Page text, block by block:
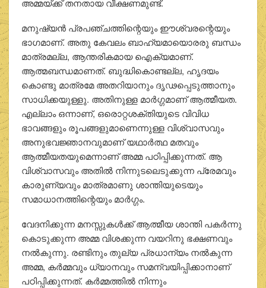
അമ്മയ്ക്ക് തനതായ വീക്ഷണമുണ്ട്.
മനുഷ്യന്‍ പ്രപഞ്ചത്തിന്റെയും ഈശ്വരന്റെയും
ഭാഗമാണ്. അതു കേവലം ബാഹ്യമായൊരരു ബന്ധം
മാത്രമല്ല, ആന്തരികമായ ഐക്യമാണ്.
ആത്മബന്ധമാണത്. ബുദ്ധികൊണ്ടല്ല, ഹൃദയം
കൊണ്ടു മാത്രമേ അതറിയാനും ദൃഢപ്പെടുത്താനും
സാധിക്കയുള്ളു. അതിനുള്ള മാര്‍ഗ്ഗമാണ് ആത്മീയത.
എല്ലാം ഒന്നാണ്, ഒരൊറ്റശക്തിയുടെ വിവിധ
ഭാവങ്ങളും രൂപങ്ങളുമാണെന്നുള്ള വിശ്വാസവും
അനുഭവജ്ഞാനവുമാണ് യഥാര്‍ത്ഥ മതവും
ആത്മീയതയുമെന്നാണ് അമ്മ പഠിപ്പിക്കുന്നത്. ആ
വിശ്വാസവും അതില്‍ നിന്നുടലെടുക്കുന്ന പ്രേമവും
കാരുണ്യവും മാത്രമാണു ശാന്തിയുടെയും
സമാധാനത്തിന്റെയും മാര്‍ഗ്ഗം.
വേദനിക്കുന്ന മനസ്സുകള്‍ക്ക് ആത്മീയ ശാന്തി പകര്‍ന്നു
കൊടുക്കുന്ന അമ്മ വിശക്കുന്ന വയറിനു ഭക്ഷണവും
നല്‍കുന്നു. രണ്ടിനും തുല്യ പ്രധാന്യം നല്‍കുന്ന
അമ്മ, കര്‍മ്മവും ധ്യാനവും സമന്വയിപ്പിക്കാനാണ്
പഠിപ്പിക്കുന്നത്. കര്‍മ്മത്തില്‍ നിന്നും